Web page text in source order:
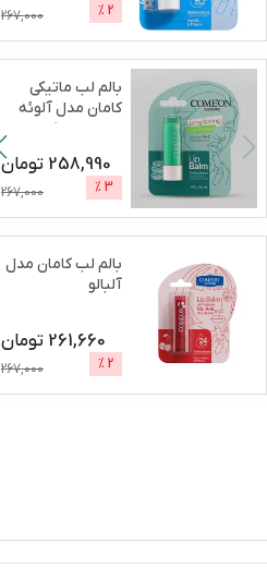
2
%
267,000
بالم لب ماتیکی
کامان مدل آلوئه
ورا مرطوب‌کننده،
258,990 تومان
3
%
267,000
بالم لب کامان مدل
آلبالو
261,660 تومان
2
%
267,000